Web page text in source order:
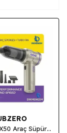
Subzero FX50 Araç Süpürge 14.000 P.A. 8 in 1